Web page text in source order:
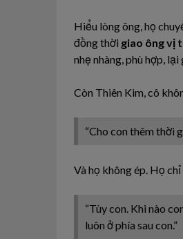
Hiểu lòng ông, họ
đồng thời giao ông vị
nhẹ nhàng, phù hợp,
Còn Thiên Kim, cô
“Cho con thêm thời
Và họ không ép. Họ chỉ
“Tùy con. Khi nào
luôn ở phía sau con.”